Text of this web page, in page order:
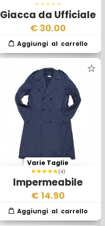
Giacca da Ufficiale
Estiva Esercito
Italiano
€ 30.00
(4)
Impermeabile
Aeronautica
Militare Ali di
Pipistrello
Varie Taglie
€ 14.90